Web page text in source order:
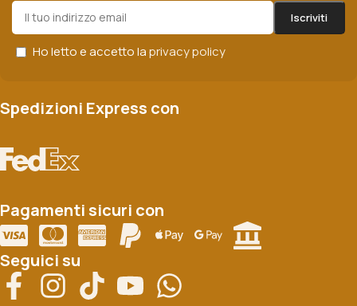
Ho letto e accetto laprivacy policy
Spedizioni Express con
Pagamenti sicuri con
Seguici su